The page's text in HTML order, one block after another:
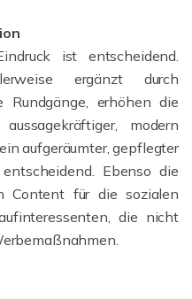
ist entscheidend.
ergänzt durch
Rundgänge, erhöhen die
modern
aufgeräumter, gepflegter
Ebenso die
Content für die sozialen
die nicht